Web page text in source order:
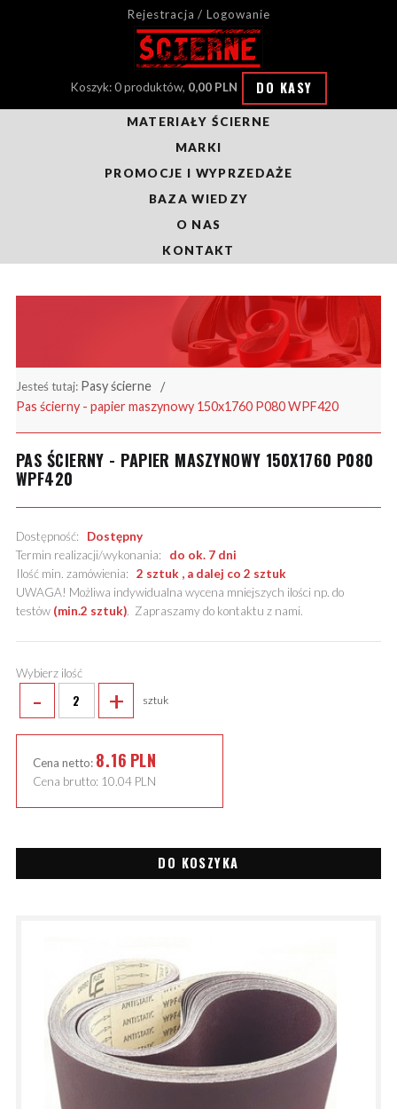
Rejestracja / Logowanie
Koszyk: 0 produktów, 0,00 PLN DO KASY
MATERIAŁY ŚCIERNE
MARKI
PROMOCJE I WYPRZEDAŻE
BAZA WIEDZY
O NAS
KONTAKT
Jesteś tutaj: Pasy ścierne
Pas ścierny - papier maszynowy 150x1760 P080 WPF420
PAS ŚCIERNY - PAPIER MASZYNOWY 150X1760 P080
WPF420
Dostępność: Dostępny
Termin realizacji/wykonania: do ok. 7 dni
Ilość min. zamówienia: 2 sztuk , a dalej co 2 sztuk
UWAGA! Możliwa indywidualna wycena mniejszych ilości np. do
testów (min.2 sztuk). Zapraszamy do kontaktu z nami.
Wybierz ilość
- + sztuk
Cena netto: 8.16 PLN
Cena brutto: 10.04 PLN
DO KOSZYKA